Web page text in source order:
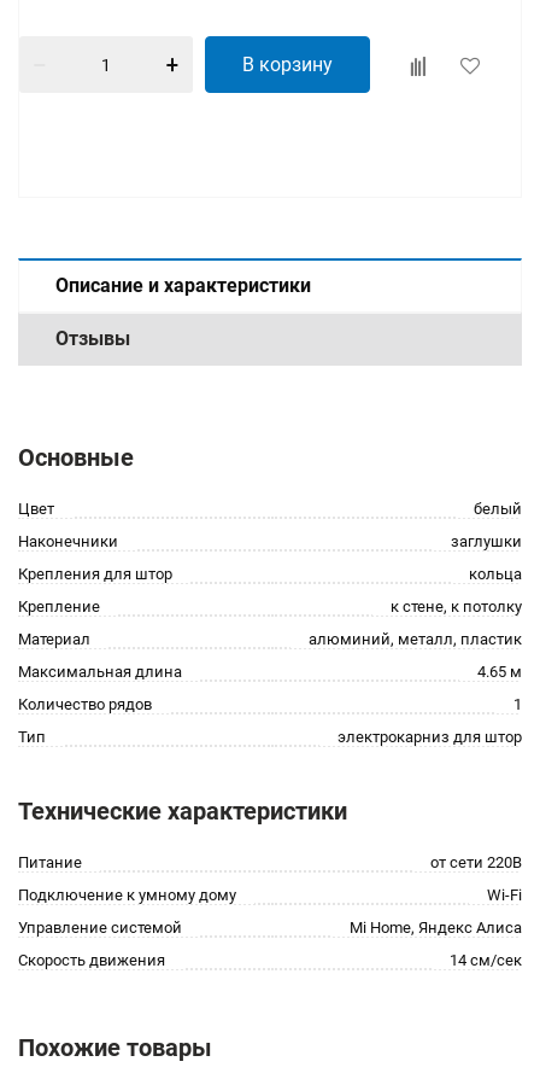
В корзину
Описание и характеристики
Отзывы
Основные
Цвет
белый
Наконечники
заглушки
Крепления для штор
кольца
Крепление
к стене, к потолку
Материал
алюминий, металл, пластик
Максимальная длина
4.65 м
Количество рядов
1
Тип
электрокарниз для штор
Технические характеристики
Питание
от сети 220В
Подключение к умному дому
Wi-Fi
Управление системой
Mi Home, Яндекс Алиса
Скорость движения
14 см/сек
Похожие товары